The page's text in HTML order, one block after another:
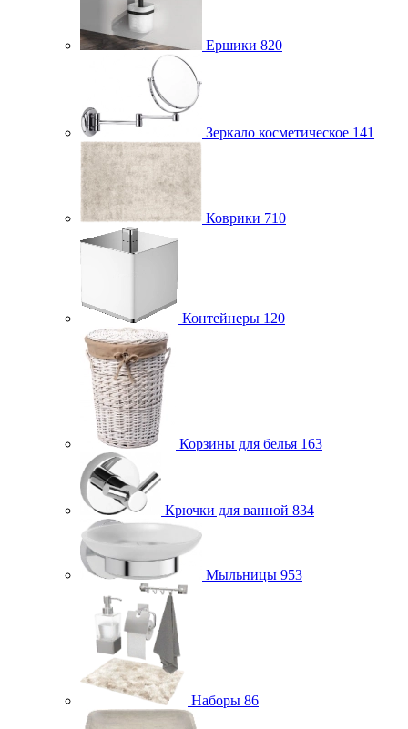
Ершики 820
Зеркало косметическое 141
Коврики 710
Контейнеры 120
Корзины для белья 163
Крючки для ванной 834
Мыльницы 953
Наборы 86